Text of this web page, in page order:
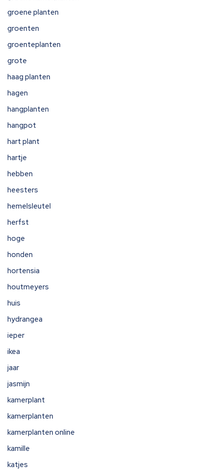
groene planten
groenten
groenteplanten
grote
haag planten
hagen
hangplanten
hangpot
hart plant
hartje
hebben
heesters
hemelsleutel
herfst
hoge
honden
hortensia
houtmeyers
huis
hydrangea
ieper
ikea
jaar
jasmijn
kamerplant
kamerplanten
kamerplanten online
kamille
katjes